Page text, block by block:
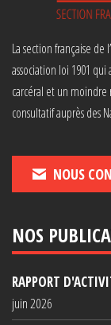
La section française de
association loi 1901
carcéral et un moindre
consultatif auprès des
NOUS
NOS
RAPPORT
juin 2026